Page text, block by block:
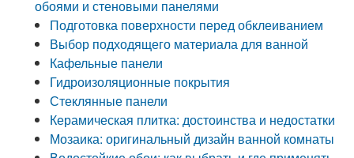
обоями и стеновыми панелями
Подготовка поверхности перед обклеиванием
Выбор подходящего материала для ванной
Кафельные панели
Гидроизоляционные покрытия
Стеклянные панели
Керамическая плитка: достоинства и недостатки
Мозаика: оригинальный дизайн ванной комнаты